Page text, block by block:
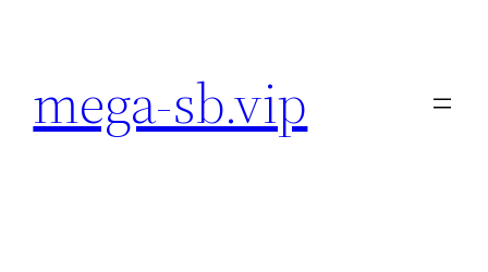
conteúdo
mega-sb.vip